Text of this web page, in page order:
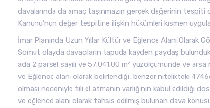
davalarında da amaç taşınmazın gerçek değerinin tespiti
Kanunu’nun değer tespitine ilişkin hükümleri kısmen
İmar Planında Uzun Yıllar Kültür ve Eğlence Alanı Olarak
Somut olayda davacıların tapuda kayden paydaş
ada 2 parsel sayılı ve 57.041.00 m² yüzölçümünde ve
ve Eğlence alanı olarak belirlendiği, benzer nitelikteki
olması nedeniyle fiili el atmanın varlığının kabul edildiği
ve eğlence alanı olarak tahsis edilmiş bulunan dava